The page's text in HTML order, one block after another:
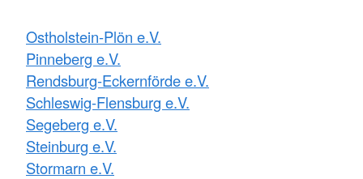
Ostholstein-Plön e.V.
Pinneberg e.V.
Rendsburg-Eckernförde e.V.
Schleswig-Flensburg e.V.
Segeberg e.V.
Steinburg e.V.
Stormarn e.V.